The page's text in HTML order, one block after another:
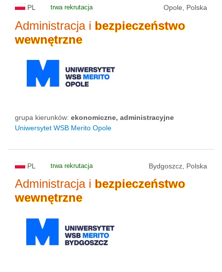
PL trwa rekrutacja Opole, Polska
Administracja i bezpieczeństwo
wewnętrzne
grupa kierunków: ekonomiczne, administracyjne
Uniwersytet WSB Merito Opole
PL trwa rekrutacja Bydgoszcz, Polska
Administracja i bezpieczeństwo
wewnętrzne